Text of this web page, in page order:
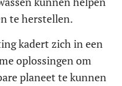
te herstellen.
kadert zich in een
oplossingen om
planeet te kunnen